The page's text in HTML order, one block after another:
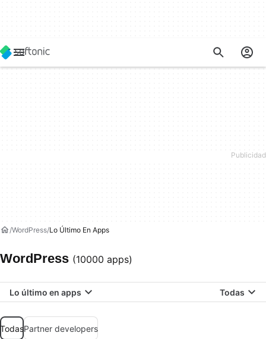
WordPress Lo Último En Apps
WordPress (10000 apps)
Lo último en apps Todas
TodasPartner developers